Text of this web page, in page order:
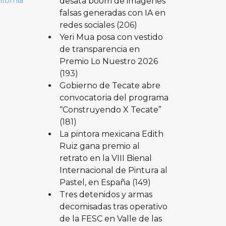
falsas generadas con IA en
redes sociales (206)
Yeri Mua posa con vestido
de transparencia en
Premio Lo Nuestro 2026
(193)
Gobierno de Tecate abre
convocatoria del programa
“Construyendo X Tecate”
(181)
La pintora mexicana Edith
Ruiz gana premio al
retrato en la VIII Bienal
Internacional de Pintura al
Pastel, en España (149)
Tres detenidos y armas
decomisadas tras operativo
de la FESC en Valle de las